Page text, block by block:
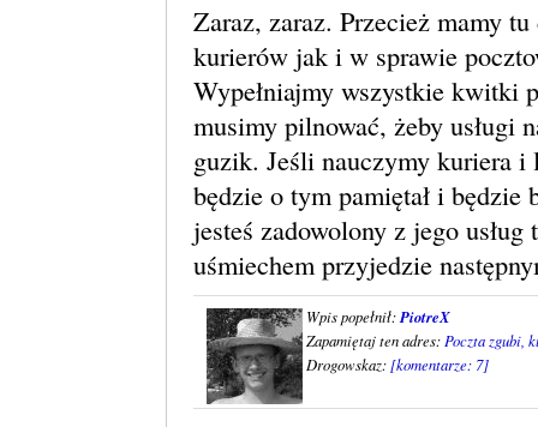
Zaraz, zaraz. Przecież mamy
kurierów jak i w sprawie
Wypełniajmy wszystkie kwitki
musimy pilnować, żeby usługi
guzik. Jeśli nauczymy kuriera
będzie o tym pamiętał i będzie
jesteś zadowolony z jego
uśmiechem przyjedzie
Wpis popełnił:PiotreX
Zapamiętaj ten adres: Poczta zgubi,
Drogowskaz: [komentarze: 7]